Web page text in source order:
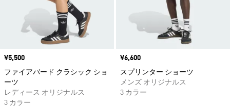
価格
¥5,500
ファイアバード クラシック ショ
ーツ
レディース オリジナルス
3 カラー
価格
¥6,600
スプリンター ショーツ
メンズ オリジナルス
3 カラー